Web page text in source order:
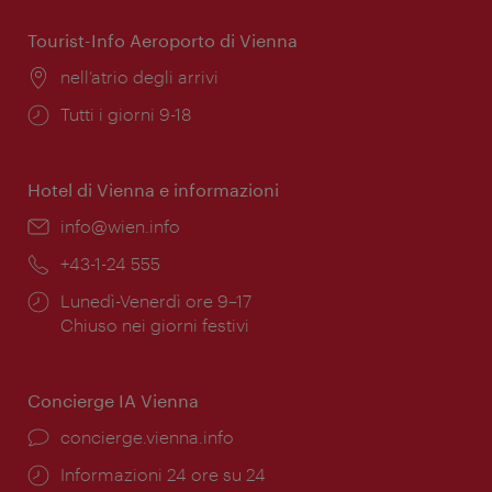
Tourist-Info Aeroporto di Vienna
Posizione:
nell’atrio degli arrivi
Orari
Tutti i giorni 9-18
Hotel di Vienna e informazioni
Email:
info@wien.info
Telefono:
+43-1-24 555
Orari
di
Lunedì-Venerdì ore 9–17
Chiuso nei giorni festivi
Concierge IA Vienna
Ort:
concierge.vienna.info
Öffnungszeiten:
Informazioni 24 ore su 24